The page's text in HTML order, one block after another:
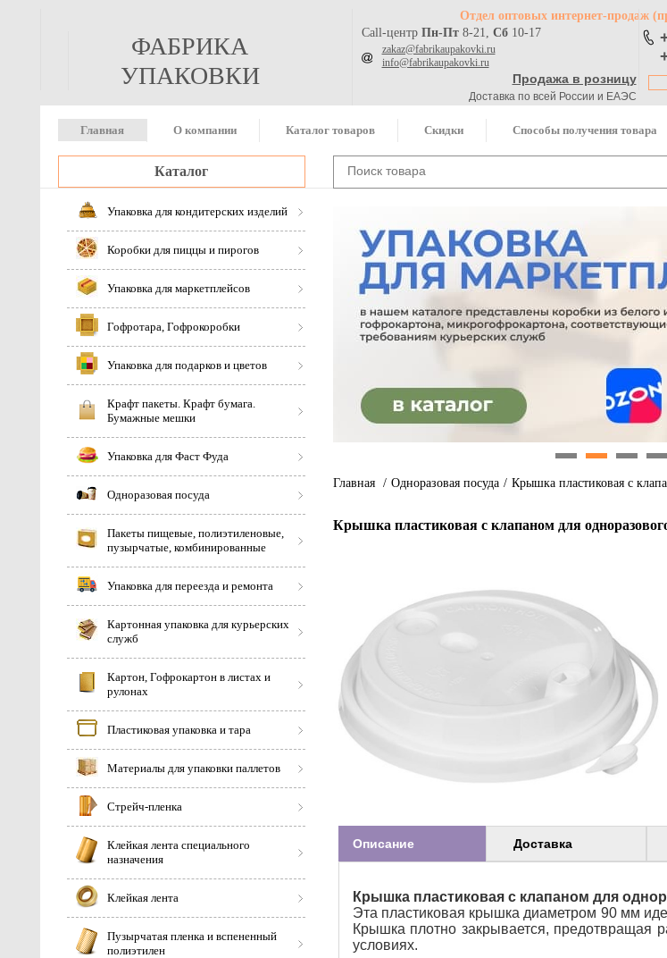
ФАБРИКА
УПАКОВКИ
Отдел оптовых интернет-продаж
Call-центр Пн-Пт8-21, Сб10-17
zakaz@fabrikaupakovki.ru
info@fabrikaupakovki.ru
Продажа в розницу
Доставка по всей России и ЕАЭС
Главная О компании Каталог товаров Скидки Способы получения товара
Каталог
Упаковка для кондитерских изделий
Коробки для пиццы и пирогов
Упаковка для маркетплейсов
Гофротара, Гофрокоробки
Упаковка для подарков и цветов
Крафт пакеты. Крафт бумага.
Бумажные мешки
Упаковка для Фаст Фуда
Одноразовая посуда
Пакеты пищевые, полиэтиленовые,
пузырчатые, комбинированные
Упаковка для переезда и ремонта
Картонная упаковка для курьерских
служб
Картон, Гофрокартон в листах и
рулонах
Пластиковая упаковка и тара
Материалы для упаковки паллетов
Стрейч-пленка
Клейкая лента специального
назначения
Клейкая лента
Пузырчатая пленка и вспененный
полиэтилен
Главная / Одноразовая посуда / Крышка пластиковая с
Крышка пластиковая с клапаном для
Описание Доставка
Крышка пластиковая с клапаном для
Эта пластиковая крышка диаметром 90 мм
Крышка плотно закрывается, предотвращая
условиях.